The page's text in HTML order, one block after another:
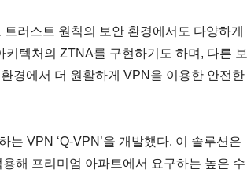
러스트 원칙의 보안 환경에서도 다양하게
텍처의 ZTNA를 구현하기도 하며, 다른 보
경에서 더 원활하게 VPN을 이용한 안전한
VPN ‘Q-VPN’을 개발했다. 이 솔루션은
해 프리미엄 아파트에서 요구하는 높은 수